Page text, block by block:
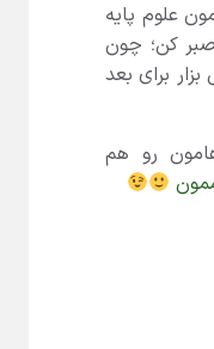
علوم پایه
کن؛ چون
برای بعد
رو هم